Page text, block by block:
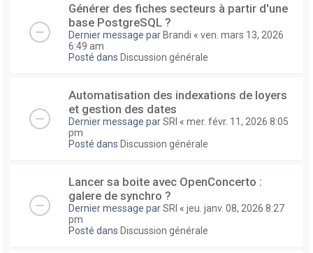
Générer des fiches secteurs à partir d'une
base PostgreSQL ?
Dernier message par Brandi « ven. mars 13, 2026
6:49 am
Posté dans Discussion générale
Automatisation des indexations de loyers
et gestion des dates
Dernier message parSRI « mer. févr. 11, 2026 8:05
pm
Posté dans Discussion générale
Lancer sa boite avec OpenConcerto :
galere de synchro ?
Dernier message parSRI « jeu. janv. 08, 2026 8:27
pm
Posté dans Discussion générale